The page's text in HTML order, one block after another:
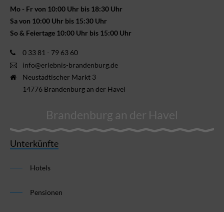
Mo - Fr von 10:00 Uhr bis 18:30 Uhr
Sa von 10:00 Uhr bis 15:30 Uhr
So & Feiertage 10:00 Uhr bis 15:00 Uhr
0 33 81 - 79 63 60
info@erlebnis-brandenburg.de
Neustädtischer Markt 3
14776 Brandenburg an der Havel
Brandenburg an der Havel
Unterkünfte
Hotels
Pensionen